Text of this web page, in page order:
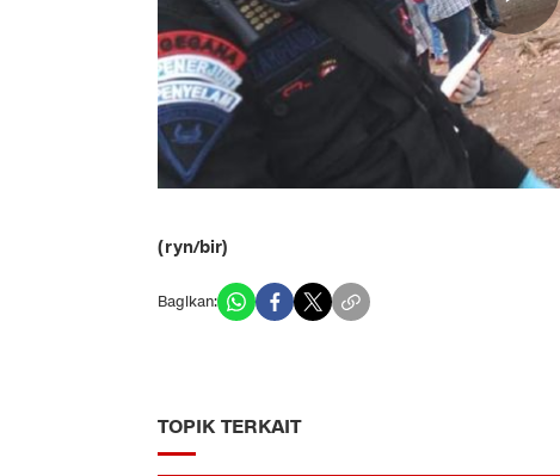
(ryn/bir)
Bagikan:
TOPIK TERKAIT